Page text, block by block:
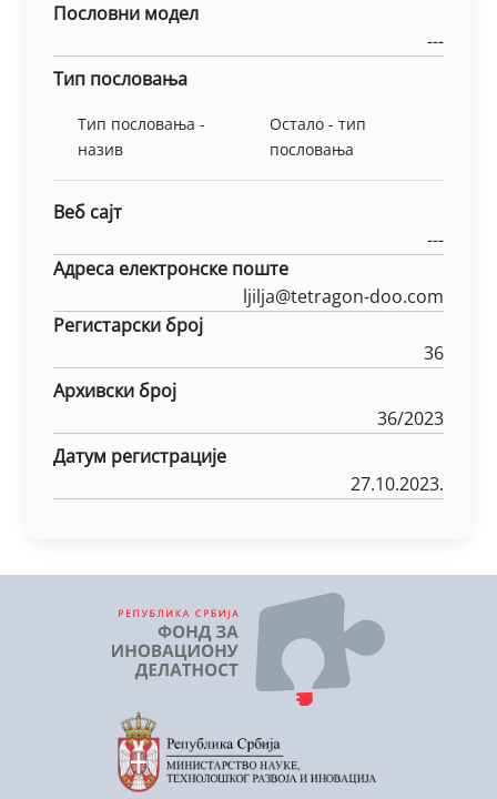
Пословни модел
---
Тип пословања
Тип пословања -
назив
Остало - тип
пословања
Веб сајт
---
Адреса електронске поште
ljilja@tetragon-doo.com
Регистарски број
36
Архивски број
36/2023
Датум регистрације
27.10.2023.